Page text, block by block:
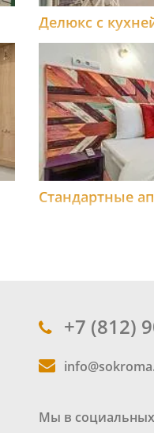
Делюкс с
Стандартные
+7 (812)
Мы в социальных